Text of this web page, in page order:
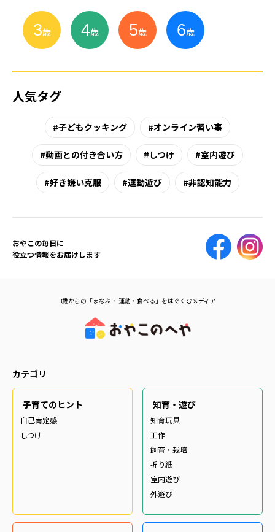
3歳 4歳 5歳 6歳
人気タグ
子どもクッキング オンライン習い事
動画との付き合い方 しつけ 室内遊び
好き嫌い克服 運動遊び 非認知能力
おやこの毎日に
役立つ情報をお届けします
3歳からの「まなぶ・ 運動・食べる」をはぐくむメディア
カテゴリ
子育てのヒント
自己肯定感
しつけ
知育・遊び
知育玩具
工作
飼育・栽培
折り紙
室内遊び
外遊び